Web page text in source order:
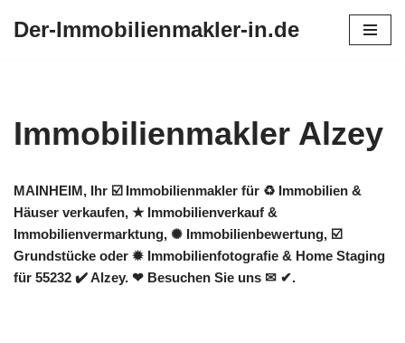
Der-Immobilienmakler-in.de
Immobilienmakler Alzey
MAINHEIM, Ihr ☑️ Immobilienmakler für ♻ Immobilien &
Häuser verkaufen, ★ Immobilienverkauf &
Immobilienvermarktung, ✺ Immobilienbewertung, ☑️
Grundstücke oder ✹ Immobilienfotografie & Home Staging
für 55232 ✔️ Alzey. ❤ Besuchen Sie uns ✉ ✔.